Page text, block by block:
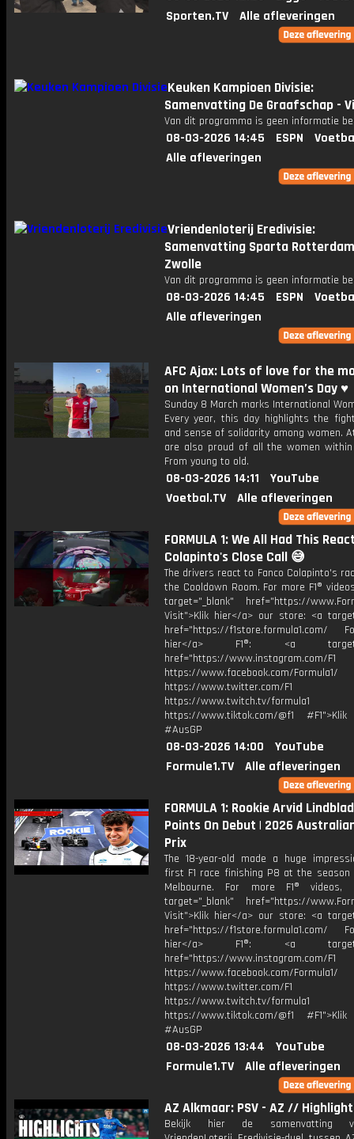
Sporten.TV
Alle afleveringen
Keuken Kampioen Divisie:
Samenvatting De Graafschap -
Van dit programma is geen informatie
08-03-2026 14:45 ESPN
Alle afleveringen
Vriendenloterij Eredivisie:
Samenvatting Sparta Rotterdam
Zwolle
Van dit programma is geen informatie
08-03-2026 14:45 ESPN
Alle afleveringen
AFC Ajax: Lots of love for the
on International Women’s Day ♥️
Sunday 8 March marks International
Every year, this day highlights the
and sense of solidarity among women.
are also proud of all the women
From young to old.
08-03-2026 14:11
YouTube
Voetbal.TV
Alle afleveringen
FORMULA 1: We All Had This
Colapinto's Close Call 😅
The drivers react to Fanco Colapinto's
the Cooldown Room. For more F1®
target="_blank" href="https://
Visit">Klik hier</a> our store: <a
href="https://f1store.formula1.com/
hier</a> F1®: <a
href="https://www.instagram.com/F1
https://www.facebook.com/Formula1/
https://www.twitter.com/F1
https://www.twitch.tv/formula1
https://www.tiktok.com/@f1
#AusGP
08-03-2026 14:00
YouTube
Formule1.TV
Alle afleveringen
FORMULA 1: Rookie Arvid
Points On Debut | 2026
Prix
The 18-year-old made a huge
first F1 race finishing P8 at the season
Melbourne. For more F1®
target="_blank" href="https://
Visit">Klik hier</a> our store: <a
href="https://f1store.formula1.com/
hier</a> F1®: <a
href="https://www.instagram.com/F1
https://www.facebook.com/Formula1/
https://www.twitter.com/F1
https://www.twitch.tv/formula1
https://www.tiktok.com/@f1
#AusGP
08-03-2026 13:44
YouTube
Formule1.TV
Alle afleveringen
AZ Alkmaar: PSV - AZ //
Bekijk hier de samenvatting